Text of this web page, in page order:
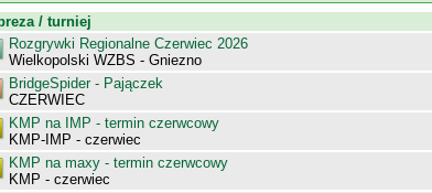
/ turniej
Rozgrywki Regionalne Czerwiec 2026
Wielkopolski WZBS - Gniezno
BridgeSpider - Pajączek
CZERWIEC
KMP na IMP - termin czerwcowy
KMP-IMP - czerwiec
KMP na maxy - termin czerwcowy
KMP - czerwiec